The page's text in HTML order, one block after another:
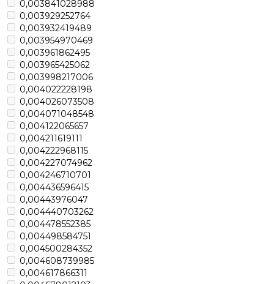
0,003841028988
0,003929252764
0,003932419489
0,003954970469
0,003961862495
0,003965425062
0,003998217006
0,004022228198
0,004026073508
0,004071048548
0,004122065657
0,004211619111
0,004222968115
0,004227074962
0,004246710701
0,004436596415
0,00443976047
0,004440703262
0,004478552385
0,004498584751
0,004500284352
0,004608739985
0,004617866311